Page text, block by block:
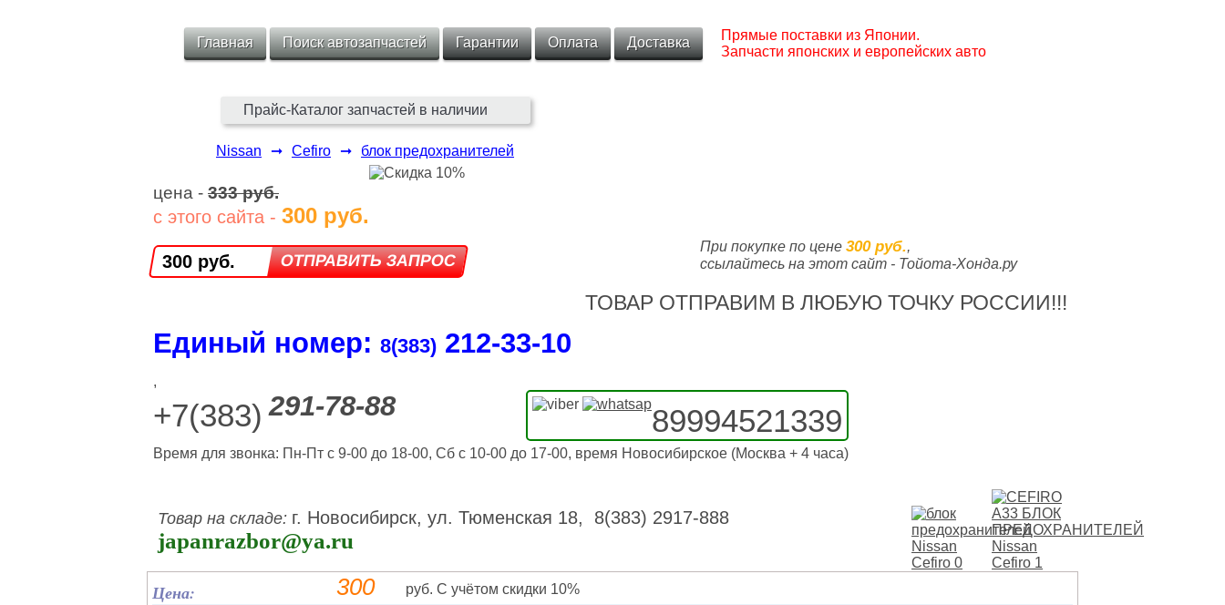
Главная Поиск автозапчастей Гарантии Оплата Доставка
Прямые поставки из Японии.
Запчасти японских и европейских авто
Прайс-Каталог запчастей в наличии
Nissan ➞ Cefiro ➞ блок предохранителей
цена - 333 руб.
с этого сайта - 300 руб.
300 руб.
При покупке по цене 300 руб.,
ссылайтесь на этот сайт - Тойота-Хонда.ру
ТОВАР ОТПРАВИМ В ЛЮБУЮ ТОЧКУ РОССИИ!!!
Единый номер: 8(383) 212‑33‑10
,
+7(383) 291-78-88 89994521339
Время для звонка: Пн-Пт с 9-00 до 18-00, Сб с 10-00 до 17-00, время Новосибирское (Москва + 4 часа)
Товар на складе: г. Новосибирск, ул. Тюменская 18, 8(383) 2917-888
japanrazbor@ya.ru
Цена: 300 руб. С учётом скидки 10%